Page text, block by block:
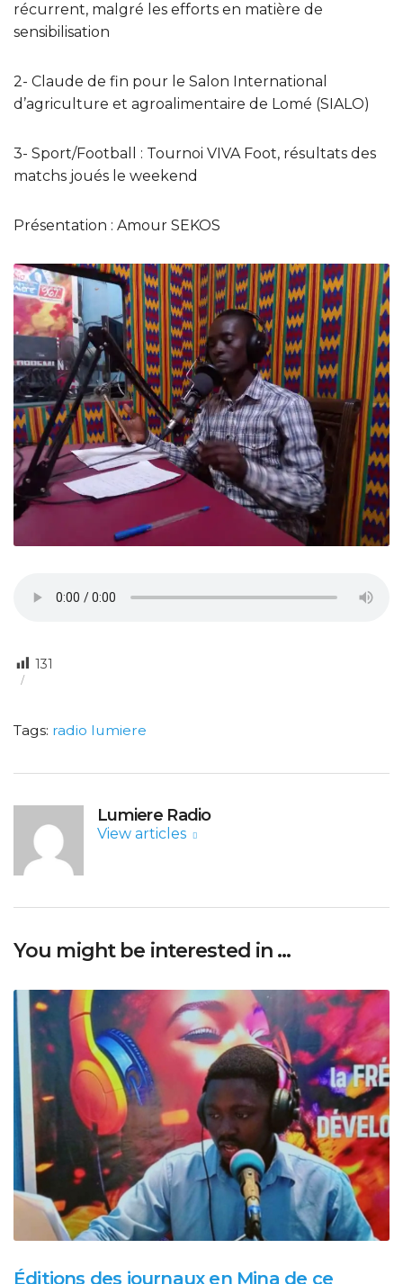
récurrent, malgré les efforts en matière de
sensibilisation
2- Claude de fin pour le Salon International
d’agriculture et agroalimentaire de Lomé (SIALO)
3- Sport/Football : Tournoi VIVA Foot, résultats des
matchs joués le weekend
Présentation : Amour SEKOS
131
Tags: radio lumiere
Lumiere Radio
View articles
You might be interested in …
Éditions des journaux en Mina de ce